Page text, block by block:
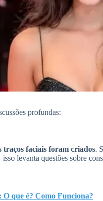
profundas:
traços faciais foram criados.
levanta questões sobre
que é? Como Funciona?